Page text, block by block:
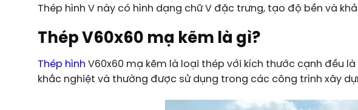
Thép hình V này có hình dạng chữ V đặc trưng, tạo độ bền và
Thép V60x60 mạ kẽm là gì?
Thép hình V60x60 mạ kẽm là loại thép với kích thước cạnh đều
khắc nghiệt và thường được sử dụng trong các công trình xây